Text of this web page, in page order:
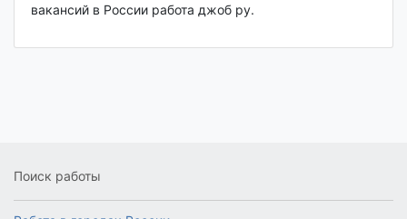
вакансий в России работа джоб ру.
Поиск работы